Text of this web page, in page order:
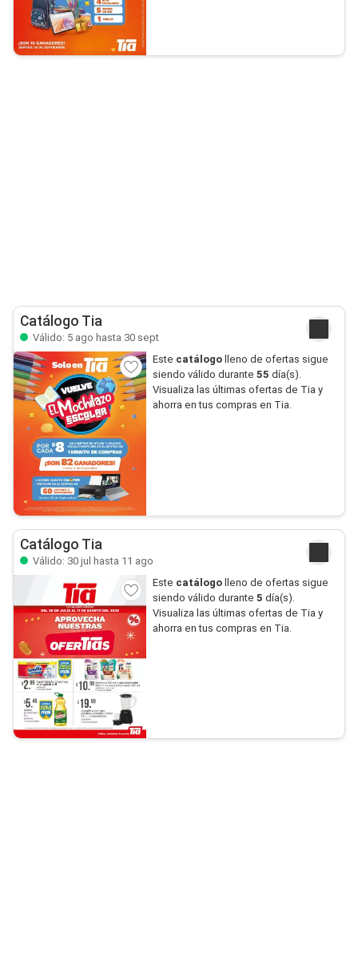
Catálogo Tia
Válido: 5 ago hasta 30 sept
Este catálogo lleno de ofertas sigue
siendo válido durante 55 día(s).
Visualiza las últimas ofertas de Tia y
ahorra en tus compras en Tia.
Catálogo Tia
Válido: 30 jul hasta 11 ago
Este catálogo lleno de ofertas sigue
siendo válido durante 5 día(s).
Visualiza las últimas ofertas de Tia y
ahorra en tus compras en Tia.